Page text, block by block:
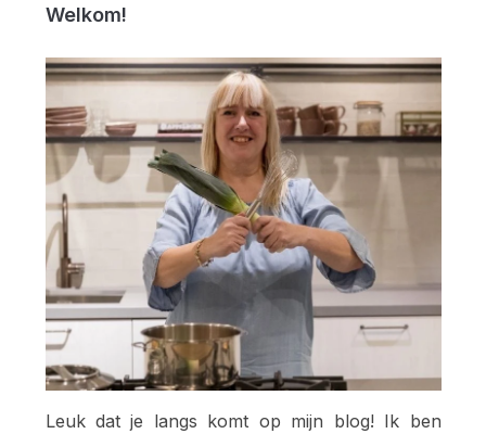
Welkom!
Leuk dat je langs komt op mijn blog! Ik ben